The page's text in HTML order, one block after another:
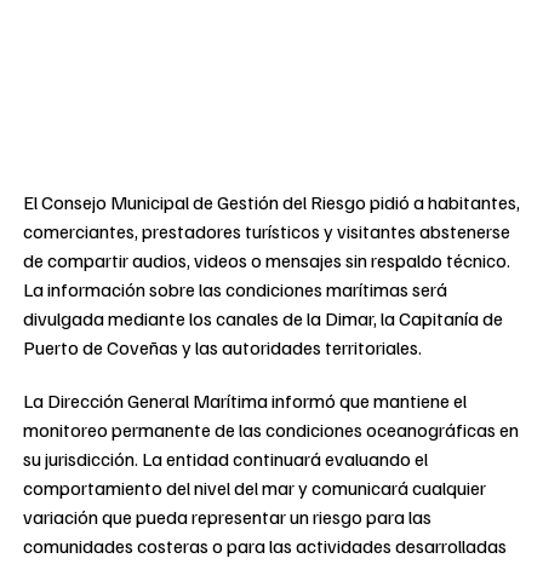
El Consejo Municipal de Gestión del Riesgo pidió a habitantes,
comerciantes, prestadores turísticos y visitantes abstenerse
de compartir audios, videos o mensajes sin respaldo técnico.
La información sobre las condiciones marítimas será
divulgada mediante los canales de la Dimar, la Capitanía de
Puerto de Coveñas y las autoridades territoriales.
La Dirección General Marítima informó que mantiene el
monitoreo permanente de las condiciones oceanográficas en
su jurisdicción. La entidad continuará evaluando el
comportamiento del nivel del mar y comunicará cualquier
variación que pueda representar un riesgo para las
comunidades costeras o para las actividades desarrolladas